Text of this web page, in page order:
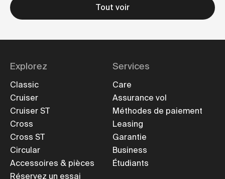
Tout voir
Explorez
Classic
Cruiser
Cruiser ST
Cross
Cross ST
Circular
Accessoires & pièces
Réservez un essai
Services
Care
Assurance vol
Méthodes de paiement
Leasing
Garantie
Business
Étudiants